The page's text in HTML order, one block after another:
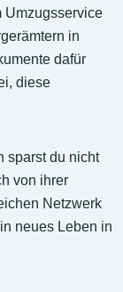
Umzugsservice
in
dafür
diese
sparst du nicht
von ihrer
Netzwerk
neues Leben in